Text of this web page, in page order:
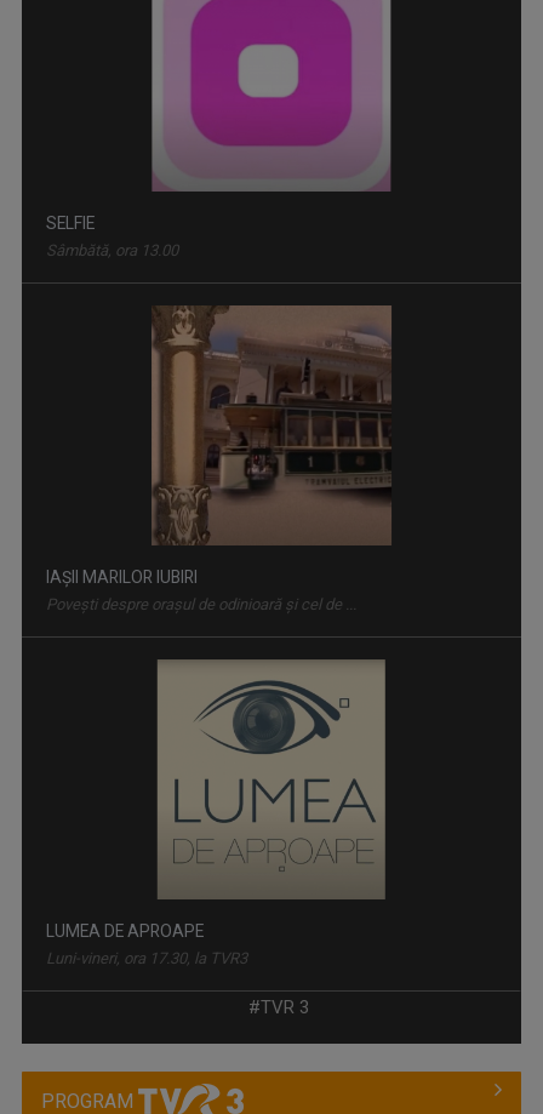
SELFIE
Sâmbătă, ora 13.00
IAȘII MARILOR IUBIRI
Poveşti despre oraşul de odinioară şi cel de ...
LUMEA DE APROAPE
Luni-vineri, ora 17.30, la TVR3
#TVR 3
PROGRAM